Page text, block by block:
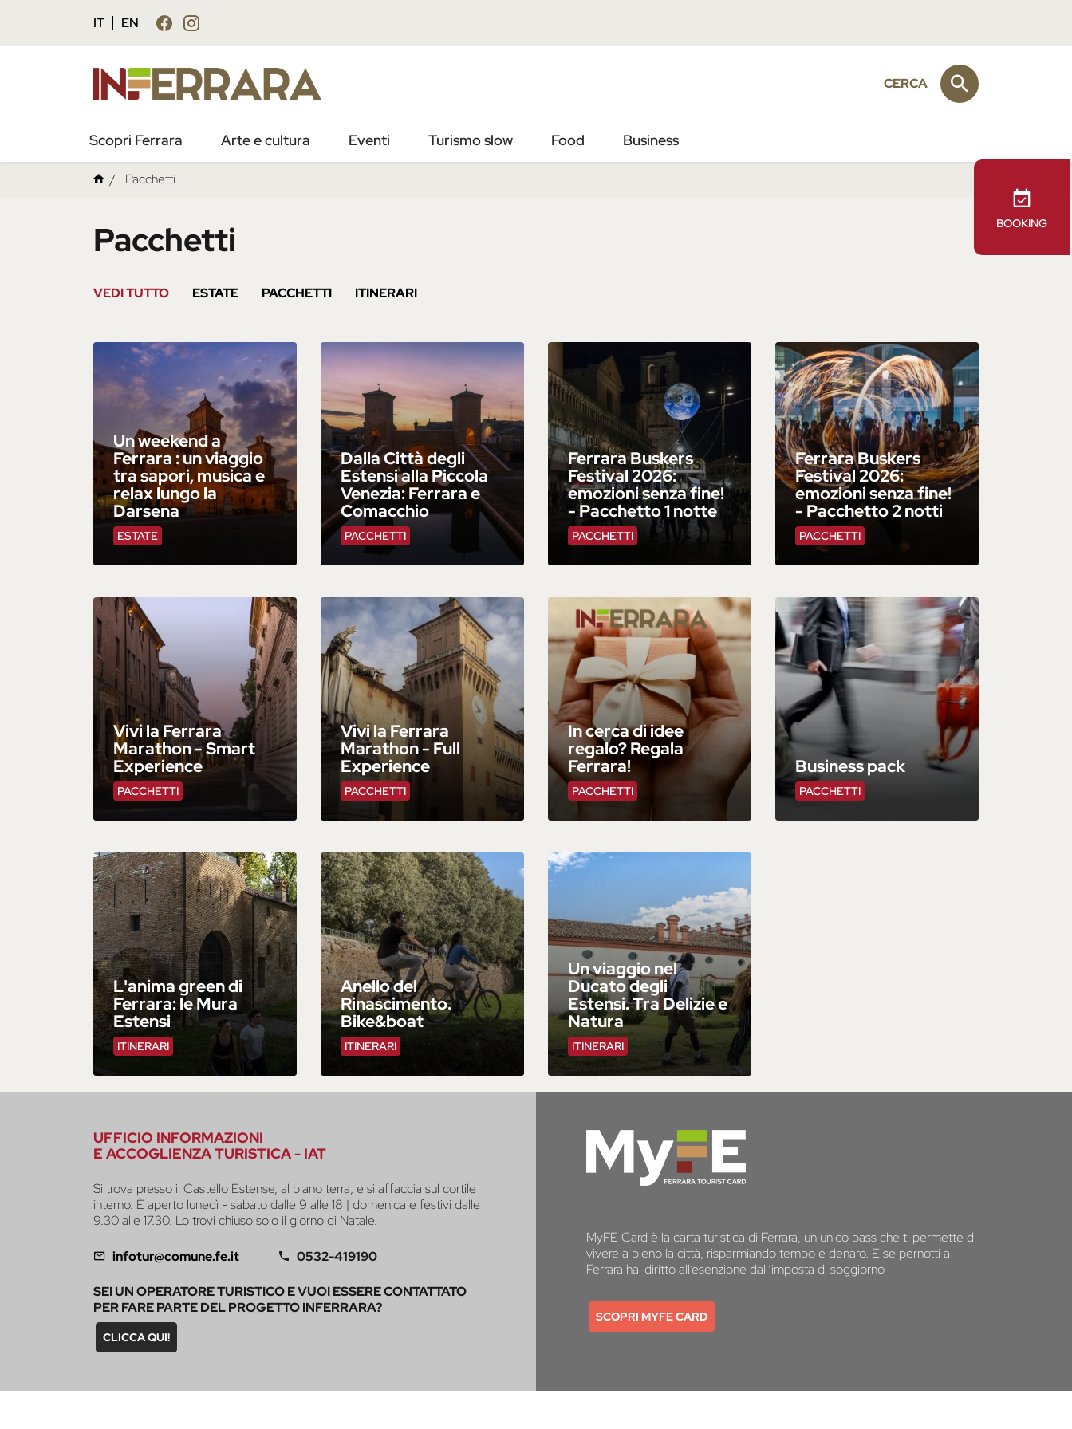
principale
IT EN
BOOKING
CERCA
Scopri Ferrara Arte e cultura Eventi Turismo slow Food Business
Pacchetti
Pacchetti
VEDI TUTTO ESTATE PACCHETTI ITINERARI
ESTATE
Un weekend a
Ferrara : un viaggio
tra sapori, musica e
relax lungo la
Darsena
PACCHETTI
Dalla Città degli
Estensi alla Piccola
Venezia: Ferrara e
Comacchio
PACCHETTI
Ferrara Buskers
Festival 2026:
emozioni senza fine!
- Pacchetto 1 notte
PACCHETTI
Ferrara Buskers
Festival 2026:
emozioni senza fine!
- Pacchetto 2 notti
PACCHETTI
Vivi la Ferrara
Marathon - Smart
Experience
PACCHETTI
Vivi la Ferrara
Marathon - Full
Experience
PACCHETTI
In cerca di idee
regalo? Regala
Ferrara!
PACCHETTI
Business pack
ITINERARI
L'anima green di
Ferrara: le Mura
Estensi
ITINERARI
Anello del
Rinascimento.
Bike&boat
ITINERARI
Un viaggio nel
Ducato degli
Estensi. Tra Delizie e
Natura
UFFICIO INFORMAZIONI
E ACCOGLIENZA TURISTICA - IAT
Si trova presso il Castello Estense, al piano terra, e si affaccia sul cortile
interno. È aperto lunedì - sabato dalle 9 alle 18 | domenica e festivi dalle
9.30 alle 17.30. Lo trovi chiuso solo il giorno di Natale.
infotur@comune.fe.it 0532-419190
SEI UN OPERATORE TURISTICO E VUOI ESSERE CONTATTATO
PER FARE PARTE DEL PROGETTO INFERRARA?
CLICCA QUI!
MyFE Card è la carta turistica di Ferrara, un unico pass che ti permette di
vivere a pieno la città, risparmiando tempo e denaro. E se pernotti a
Ferrara hai diritto all’esenzione dall’imposta di soggiorno
SCOPRI MYFE CARD